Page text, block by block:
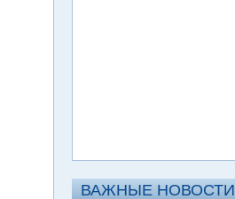
ВАЖНЫЕ НОВОСТИ